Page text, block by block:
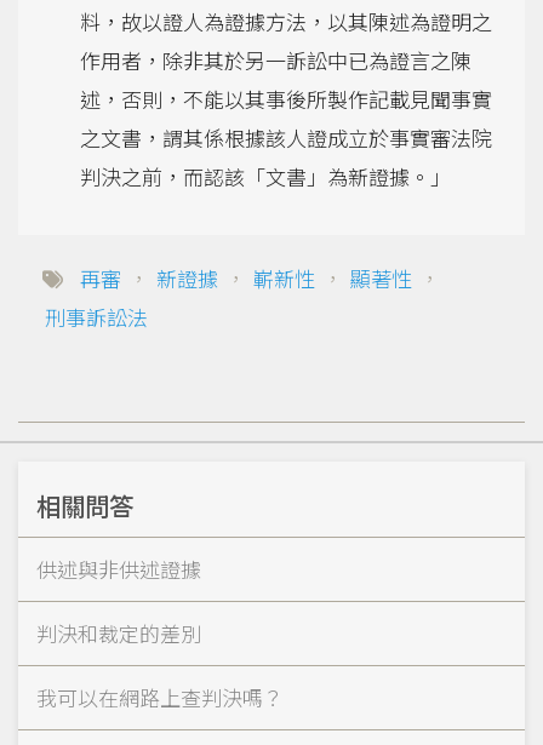
料，故以證人為證據方法，以其陳述為證明之
作用者，除非其於另一訴訟中已為證言之陳
述，否則，不能以其事後所製作記載見聞事實
之文書，謂其係根據該人證成立於事實審法院
判決之前，而認該「文書」為新證據。」
再審 ， 新證據 ， 嶄新性 ， 顯著性 ，
刑事訴訟法
相關問答
供述與非供述證據
判決和裁定的差別
我可以在網路上查判決嗎？